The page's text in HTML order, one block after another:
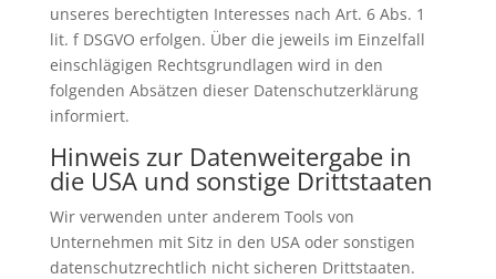
unseres berechtigten Interesses nach Art. 6 Abs. 1
lit. f DSGVO erfolgen. Über die jeweils im Einzelfall
einschlägigen Rechtsgrundlagen wird in den
folgenden Absätzen dieser Datenschutzerklärung
informiert.
Hinweis zur Datenweitergabe in
die USA und sonstige Drittstaaten
Wir verwenden unter anderem Tools von
Unternehmen mit Sitz in den USA oder sonstigen
datenschutzrechtlich nicht sicheren Drittstaaten.